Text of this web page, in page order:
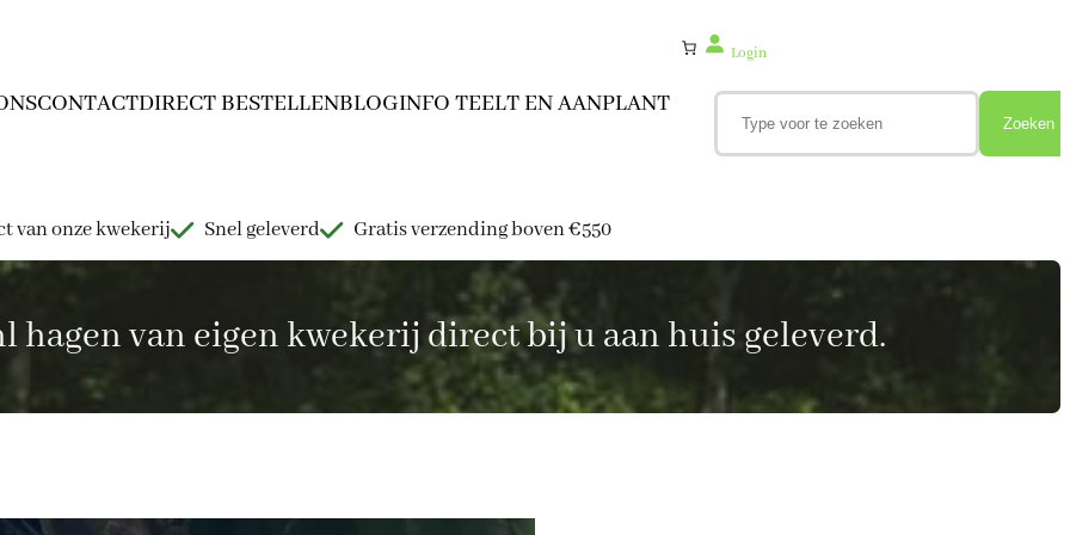
CONTACTDIRECT BESTELLENBLOGINFO TEELT EN AANPLANT
Login
Zoeken
van onze kwekerij Snel geleverd Gratis verzending boven €550
hagen van eigen kwekerij direct bij u aan huis geleverd.